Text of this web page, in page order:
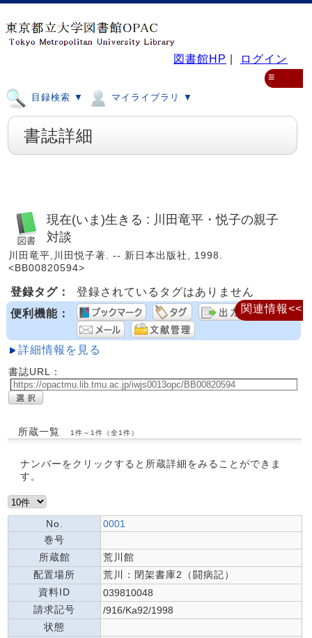
図書館HP ログイン
目録検索 ▼ マイライブラリ ▼
≡
書誌詳細
現在(いま)生きる : 川田竜平・悦子の親子
対談
川田竜平,川田悦子著. -- 新日本出版社, 1998.
<BB00820594>
登録タグ：
登録されているタグはありません
便利機能：
詳細情報を見る
書誌URL：
所蔵一覧 1件～1件（全1件）
ナンバーをクリックすると所蔵詳細をみることができま
す。
No.
0001
巻号
所蔵館
荒川館
配置場所
荒川：閉架書庫2（闘病記）
資料ID
039810048
請求記号
/916/Ka92/1998
状態
関連情報<<